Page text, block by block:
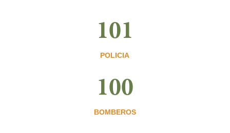
101
POLICIA
100
BOMBEROS